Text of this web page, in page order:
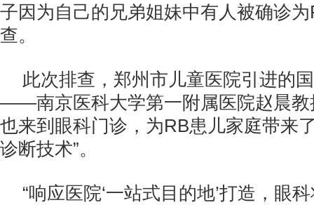
子因为自己的兄弟姐妹中有人被确诊
查。
此次排查，郑州市儿童医院引进的
——南京医科大学第一附属医院赵晨教
也来到眼科门诊，为RB患儿家庭带来
诊断技术”。
“响应医院‘一站式目的地’打造，眼